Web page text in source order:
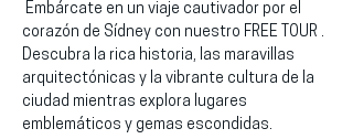
corazón de Sídney con nuestro FREE TOUR .
Descubra la rica historia, las maravillas
arquitectónicas y la vibrante cultura de la
ciudad mientras explora lugares
emblemáticos y gemas escondidas.